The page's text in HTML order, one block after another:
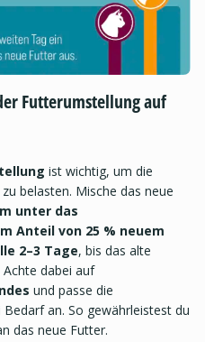
Futterumstellung auf
ist wichtig, um die
belasten. Mische das neue
unter das
Anteil von 25 % neuem
2–3 Tage, bis das alte
Achte dabei auf
und passe die
an. So gewährleistest du
das neue Futter.